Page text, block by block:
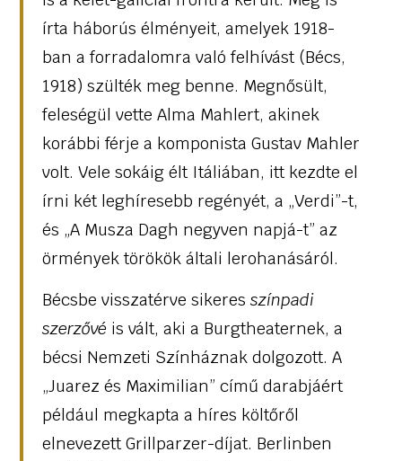
írta háborús élményeit, amelyek 1918-
ban a forradalomra való felhívást (Bécs,
1918) szülték meg benne. Megnősült,
feleségül vette Alma Mahlert, akinek
korábbi férje a komponista Gustav Mahler
volt. Vele sokáig élt Itáliában, itt kezdte el
írni két leghíresebb regényét, a „Verdi”-t,
és „A Musza Dagh negyven napjá-t” az
örmények törökök általi lerohanásáról.
Bécsbe visszatérve sikeres színpadi
szerzővé is vált, aki a Burgtheaternek, a
bécsi Nemzeti Színháznak dolgozott. A
„Juarez és Maximilian” című darabjáért
például megkapta a híres költőről
elnevezett Grillparzer-díjat. Berlinben